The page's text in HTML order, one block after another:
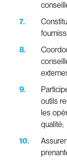
outils
les
qualité;